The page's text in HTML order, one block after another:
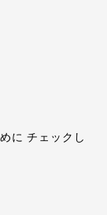
に チェックし